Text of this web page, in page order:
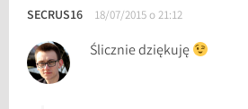
SECRUS16 18/07/2015 o 21:12
Ślicznie dziękuję